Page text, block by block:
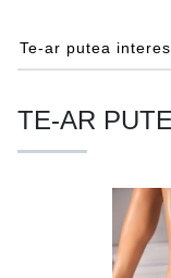
Te-ar putea
TE-AR